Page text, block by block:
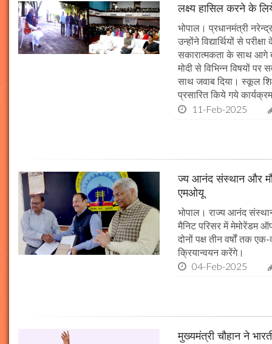
लक्ष्य हासिल करने के
भोपाल। प्रधानमंत्री नरेन्द्र
उन्होंने विद्यार्थियों से
सकारात्मकता के साथ आगे
मोदी से विभिन्न विषयों
साथ जवाब दिया। स्कूल
प्रसारित किये गये
11-Feb-2025
ज्य आनंद संस्थान और
एमओयू
भोपाल। राज्य आनंद
मैनिट परिसर में मेमोरेंडम
दोनों पक्ष तीन वर्षों तक
क्रियान्वयन करेंगे।
04-Feb-2025
मुख्यमंत्री चौहान ने